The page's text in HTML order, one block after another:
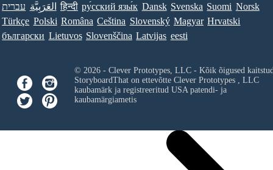
עברית العَرَبِيَّة हिन्दी ру́сский язы́к Dansk Svenska Suomi Norsk
Türkçe Polski Româna Ceština Slovenský Magyar Hrvatski
български Lietuvos Slovenščina Latvijas eesti
© 2026 - Clever Prototypes, LLC - Kõik õigused
StoryboardThat on ettevõtte Clever Prototypes , LLC
kaubamärk ja registreeritud USA patendi- ja
kaubamärgiametis